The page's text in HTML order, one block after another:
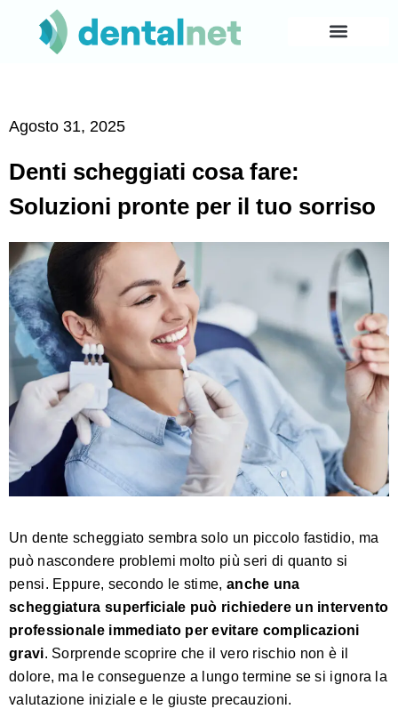
Agosto 31, 2025
Denti scheggiati cosa fare:
Soluzioni pronte per il tuo sorriso
Un dente scheggiato sembra solo un piccolo fastidio, ma
può nascondere problemi molto più seri di quanto si
pensi. Eppure, secondo le stime, anche una
scheggiatura superficiale può richiedere un intervento
professionale immediato per evitare complicazioni
gravi. Sorprende scoprire che il vero rischio non è il
dolore, ma le conseguenze a lungo termine se si ignora la
valutazione iniziale e le giuste precauzioni.